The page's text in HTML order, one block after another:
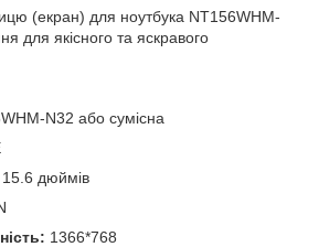
(екран) для ноутбука NT156WHM-
для якісного та яскравого
N32 або сумісна
15.6 дюймів
1366*768